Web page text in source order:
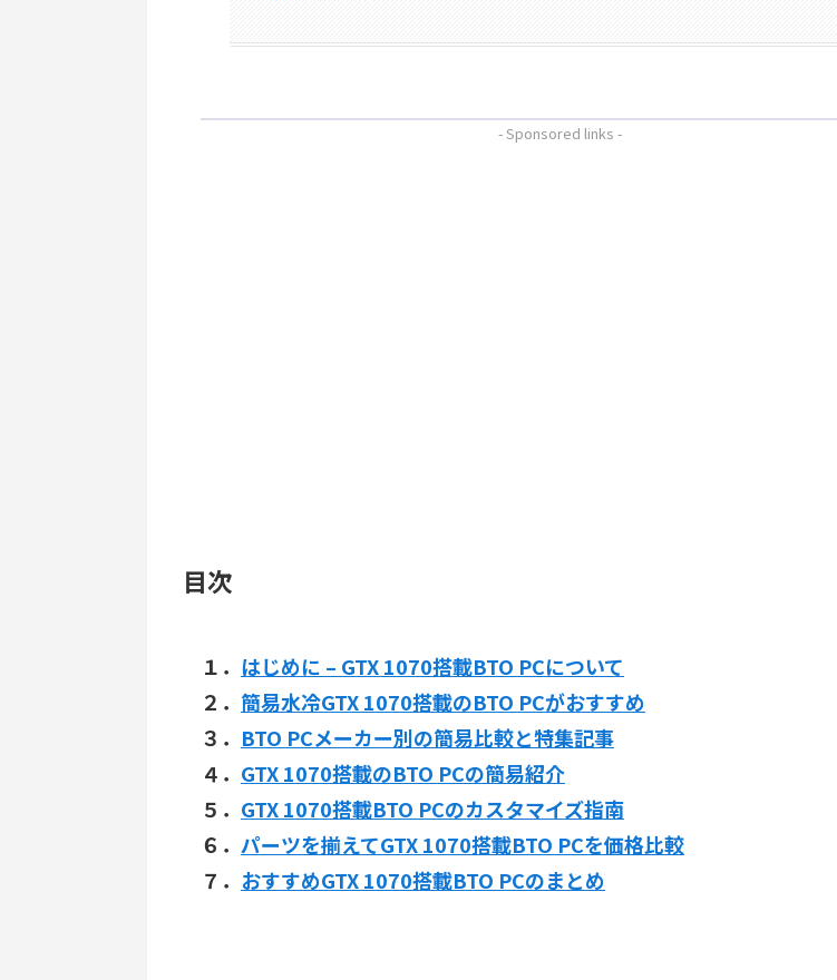
- Sponsored links -
目次
１． はじめに – GTX 1070搭載BTO PCについて
２． 簡易水冷GTX 1070搭載のBTO PCがおすすめ
３． BTO PCメーカー別の簡易比較と特集記事
４． GTX 1070搭載のBTO PCの簡易紹介
５． GTX 1070搭載BTO PCのカスタマイズ指南
６． パーツを揃えてGTX 1070搭載BTO PCを価格比較
７． おすすめGTX 1070搭載BTO PCのまとめ